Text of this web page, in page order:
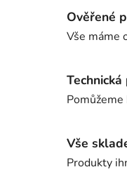
Ověřené
Vše máme
Vše
Produkty